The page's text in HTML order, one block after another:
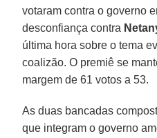
votaram contra o governo
desconfiança contra
última hora sobre o tema
coalizão. O premiê se
margem de 61 votos a 53.
As duas bancadas
que integram o governo